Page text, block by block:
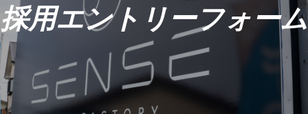
採用エントリーフォーム